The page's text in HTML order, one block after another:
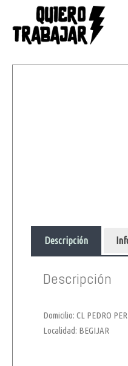
Descripción
Descripción
Domicilio: CL PEDRO
Localidad: BEGIJAR